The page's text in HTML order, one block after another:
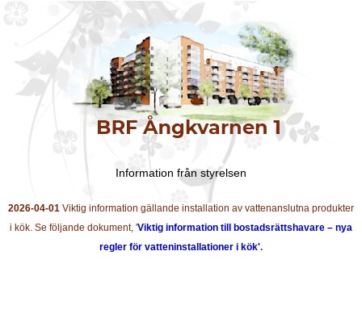
Information från styrelsen
2026-04-01 Viktig information gällande installation av vattenanslutna produkter
i kök. Se följande dokument, 'Viktig information till bostadsrättshavare – nya
regler för vatteninstallationer i kök'.